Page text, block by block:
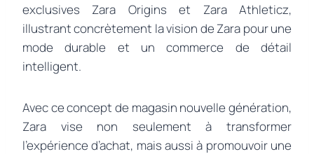
exclusives Zara Origins et Zara Athleticz,
illustrant concrètement la vision de Zara pour une
mode durable et un commerce de détail
intelligent.
Avec ce concept de magasin nouvelle génération,
Zara vise non seulement à transformer
l’expérience d’achat, mais aussi à promouvoir une